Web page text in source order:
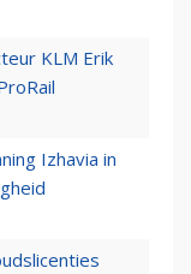
KLM Erik
Izhavia in